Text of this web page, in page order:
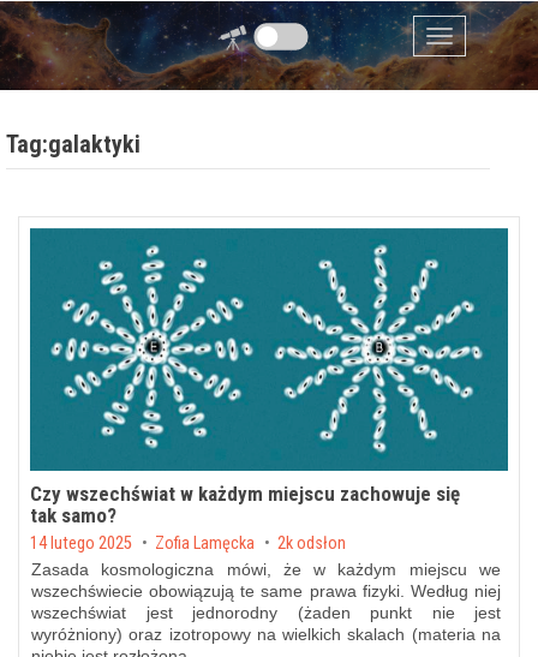
Przejdź do zawartości
Menu
Tag:galaktyki
Czy wszechświat w każdym miejscu zachowuje się
tak samo?
Posted on
14 lutego 2025 by Zofia Lamęcka 2k odsłon
Zasada kosmologiczna mówi, że w każdym miejscu we
wszechświecie obowiązują te same prawa fizyki. Według niej
wszechświat jest jednorodny (żaden punkt nie jest
wyróżniony) oraz izotropowy na wielkich skalach (materia na